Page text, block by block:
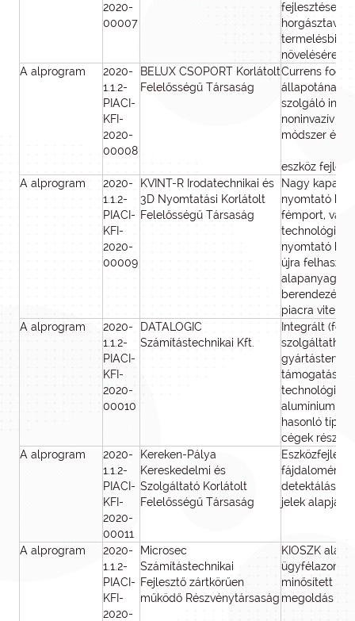
2020-
00007
fejlesztése
horgásztavak
növelésére
A alprogram
2020-
1.1.2-
PIACI-
KFI-
2020-
00008
BELUX CSOPORT Korlátolt
Felelősségű Társaság
Currens fog
állapotának
szolgáló
noninvazív
módszer és
eszköz
A alprogram
2020-
1.1.2-
PIACI-
KFI-
2020-
00009
KVINT-R Irodatechnikai és
3D Nyomtatási Korlátolt
Felelősségű Társaság
Nagy
nyomtató
fémport,
technológiájú
nyomtató
újra
alapanyaggá
berendezés
piacra vitele
A alprogram
2020-
1.1.2-
PIACI-
KFI-
2020-
00010
DATALOGIC
Számítástechnikai Kft.
Integrált
támogatása
technológiát
alumínium
hasonló
cégek részére
A alprogram
2020-
1.1.2-
PIACI-
KFI-
2020-
00011
Kereken-Pálya
Kereskedelmi és
Szolgáltató Korlátolt
Felelősségű Társaság
fájdalomérzet
jelek alapján
A alprogram
2020-
1.1.2-
PIACI-
KFI-
2020-
Microsec
Számítástechnikai
Fejlesztő zártkörűen
működő Részvénytársaság
KIOSZK
minősített
megoldás